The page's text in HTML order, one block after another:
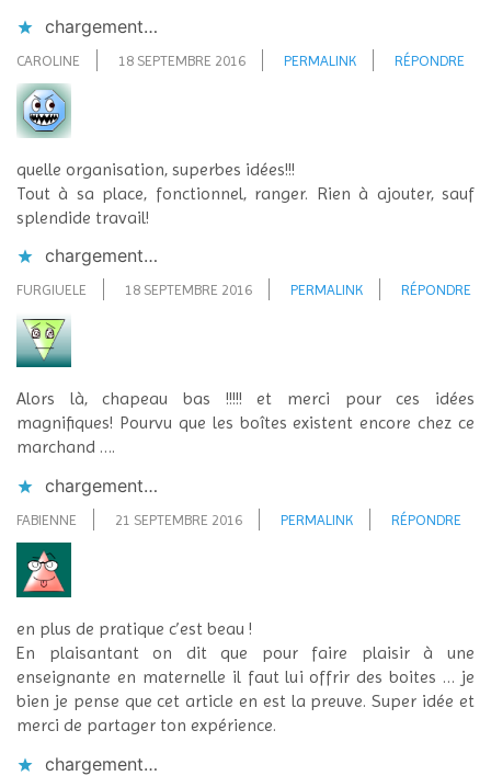
chargement…
CAROLINE 18 SEPTEMBRE 2016 PERMALINK RÉPONDRE
quelle organisation, superbes idées!!!
Tout à sa place, fonctionnel, ranger. Rien à ajouter, sauf
splendide travail!
chargement…
FURGIUELE 18 SEPTEMBRE 2016 PERMALINK RÉPONDRE
Alors là, chapeau bas !!!!! et merci pour ces idées
magnifiques! Pourvu que les boîtes existent encore chez ce
marchand ….
chargement…
FABIENNE 21 SEPTEMBRE 2016 PERMALINK RÉPONDRE
en plus de pratique c’est beau !
En plaisantant on dit que pour faire plaisir à une
enseignante en maternelle il faut lui offrir des boites … je
bien je pense que cet article en est la preuve. Super idée et
merci de partager ton expérience.
chargement…